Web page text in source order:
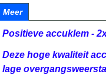
Meer
Positieve accuklem -
Deze hoge kwaliteit
lage